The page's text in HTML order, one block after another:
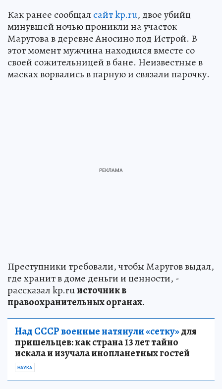
Как ранее сообщал сайт kp.ru, двое убийц
минувшей ночью проникли на участок
Маругова в деревне Аносино под Истрой. В
этот момент мужчина находился вместе со
своей сожительницей в бане. Неизвестные в
масках ворвались в парную и связали парочку.
Преступники требовали, чтобы Маругов выдал,
где хранит в доме деньги и ценности, -
рассказал kp.ruисточник в
правоохранительных органах.
Над СССР военные натянули «сетку»для
пришельцев: как страна 13 лет тайно
искала и изучала инопланетных гостей
НАУКА